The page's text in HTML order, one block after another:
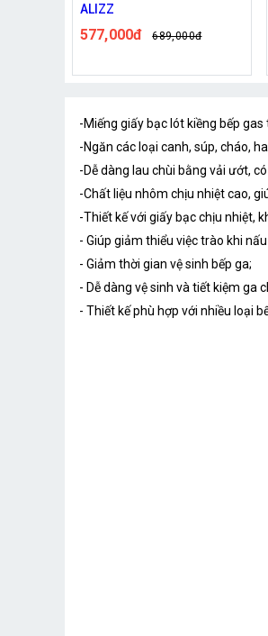
689,000đ 420,000đ
-Miếng giấy bạc lót kiềng bếp
-Ngăn các loại canh, súp, cháo,
-Dễ dàng lau chùi bằng vải ướt,
-Chất liệu nhôm chịu nhiệt cao,
-Thiết kế với giấy bạc chịu nhiệt,
- Giúp giảm thiểu việc trào khi
- Giảm thời gian vệ sinh bếp ga;
- Dễ dàng vệ sinh và tiết kiệm ga
- Thiết kế phù hợp với nhiều loại